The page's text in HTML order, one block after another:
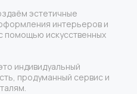
с нашим каталогом. Мы
без лишних хлопот.
любого другого
эстетичные
интерьеров и
помощью искусственных
индивидуальный
продуманный сервис и